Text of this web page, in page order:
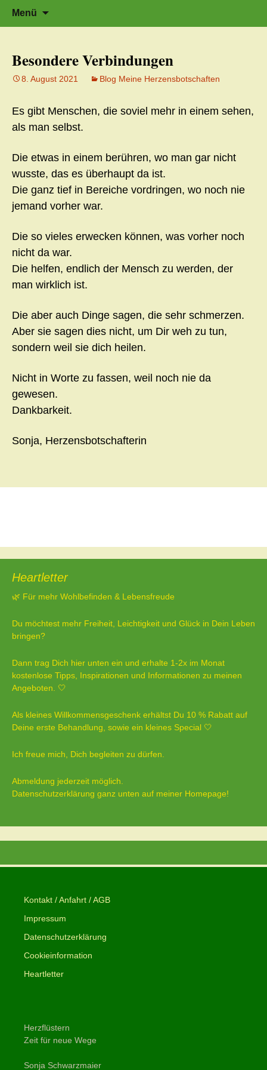
ZumHerzflüstern – Sonja Schwarzmaier –
Herzfluestern.de
Zeit für neue Wege
Menü
nach:
Besondere Verbindungen
8. August 2021 Blog Meine Herzensbotschaften
Es gibt Menschen, die soviel mehr in einem sehen,
als man selbst.
Die etwas in einem berühren, wo man gar nicht
wusste, das es überhaupt da ist.
Die ganz tief in Bereiche vordringen, wo noch nie
jemand vorher war.
Die so vieles erwecken können, was vorher noch
nicht da war.
Die helfen, endlich der Mensch zu werden, der
man wirklich ist.
Die aber auch Dinge sagen, die sehr schmerzen.
Aber sie sagen dies nicht, um Dir weh zu tun,
sondern weil sie dich heilen.
Nicht in Worte zu fassen, weil noch nie da
gewesen.
Dankbarkeit.
Sonja, Herzensbotschafterin
Heartletter
🌿 Für mehr Wohlbefinden & Lebensfreude
Du möchtest mehr Freiheit, Leichtigkeit und Glück in Dein Leben
bringen?
Dann trag Dich hier unten ein und erhalte 1-2x im Monat
kostenlose Tipps, Inspirationen und Informationen zu meinen
Angeboten. 🤍
Als kleines Willkommensgeschenk erhältst Du 10 % Rabatt auf
Deine erste Behandlung, sowie ein kleines Special 🤍
Ich freue mich, Dich begleiten zu dürfen.
Abmeldung jederzeit möglich.
Datenschutzerklärung ganz unten auf meiner Homepage!
Kontakt / Anfahrt / AGB
Impressum
Datenschutzerklärung
Cookieinformation
Heartletter
Herzflüstern
Zeit für neue Wege
Sonja Schwarzmaier